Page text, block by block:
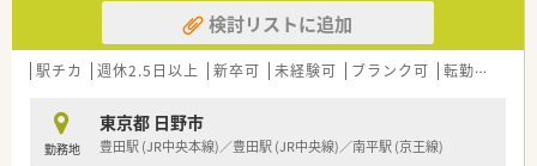
【こんな方にオススメ】
■高年収を実現しながらも、残業が少なく休みの多い環境で、自
分自身の時間をしっかりと確保したい方に最適な求人です。
の店舗で患者様と深く関わりたい方に強くお勧めします。
■大手企業の画一的なルールに縛られず、個人の裁量を活かして
現場の創意工夫を反映させたい方にぴったりの職場です。
検討リストに追加
駅チカ 週休2.5日以上 新卒可 未経験可 ブランク可 転勤なし
勤務地
東京都 日野市
豊田駅 (JR中央本線)／豊田駅 (JR中央線)／南平駅 (京王線)